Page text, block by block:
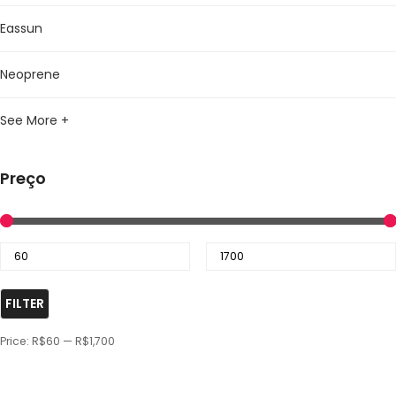
Eassun
Neoprene
See More +
Preço
FILTER
Price: R$60 — R$1,700